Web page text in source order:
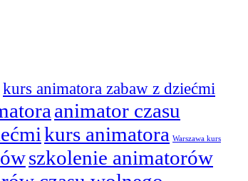
kurs animatora zabaw z dziećmi
animator czasu
kurs animatora Warszawa kurs
szkolenie animatorów